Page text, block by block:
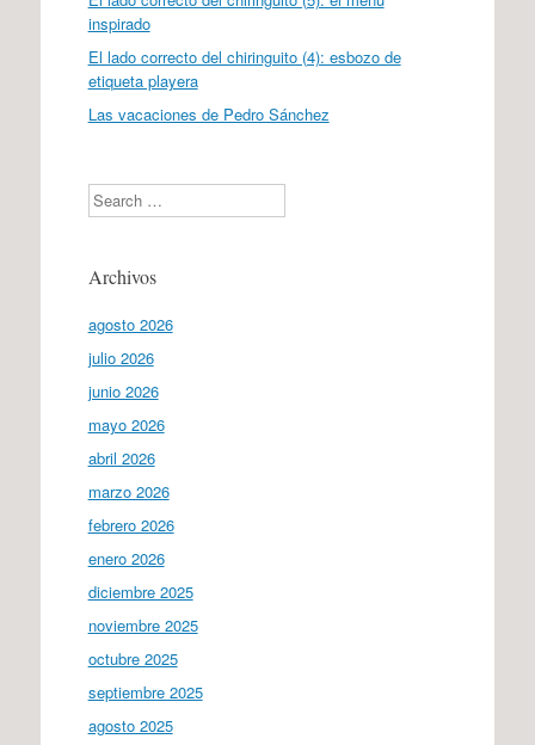
inspirado
El lado correcto del chiringuito (4): esbozo de
etiqueta playera
Las vacaciones de Pedro Sánchez
Search
Archivos
agosto 2026
julio 2026
junio 2026
mayo 2026
abril 2026
marzo 2026
febrero 2026
enero 2026
diciembre 2025
noviembre 2025
octubre 2025
septiembre 2025
agosto 2025